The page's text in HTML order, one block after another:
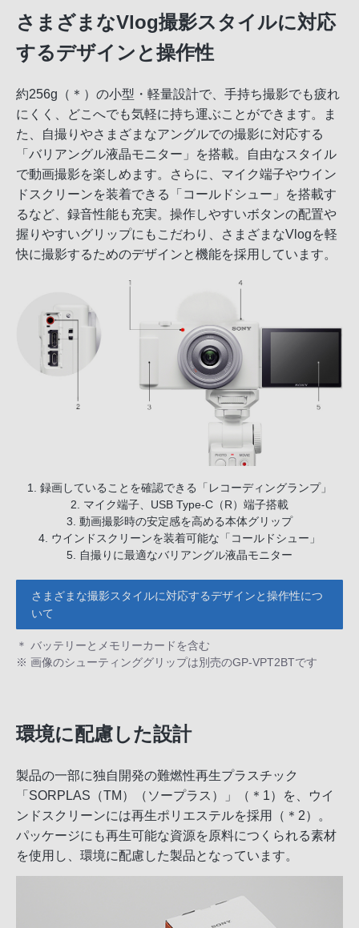
さまざまなVlog撮影スタイルに対応
するデザインと操作性
約256g（＊）の小型・軽量設計で、手持ち撮影でも疲れ
にくく、どこへでも気軽に持ち運ぶことができます。ま
た、自撮りやさまざまなアングルでの撮影に対応する
「バリアングル液晶モニター」を搭載。自由なスタイル
で動画撮影を楽しめます。さらに、マイク端子やウイン
ドスクリーンを装着できる「コールドシュー」を搭載す
るなど、録音性能も充実。操作しやすいボタンの配置や
握りやすいグリップにもこだわり、さまざまなVlogを軽
快に撮影するためのデザインと機能を採用しています。
1. 録画していることを確認できる「レコーディングランプ」
2. マイク端子、USB Type-C（R）端子搭載
3. 動画撮影時の安定感を高める本体グリップ
4. ウインドスクリーンを装着可能な「コールドシュー」
5. 自撮りに最適なバリアングル液晶モニター
さまざまな撮影スタイルに対応するデザインと操作性につ
いて
＊ バッテリーとメモリーカードを含む
※ 画像のシューティンググリップは別売のGP-VPT2BTです
環境に配慮した設計
製品の一部に独自開発の難燃性再生プラスチック
「SORPLAS（TM）（ソープラス）」（＊1）を、ウイ
ンドスクリーンには再生ポリエステルを採用（＊2）。
パッケージにも再生可能な資源を原料につくられる素材
を使用し、環境に配慮した製品となっています。